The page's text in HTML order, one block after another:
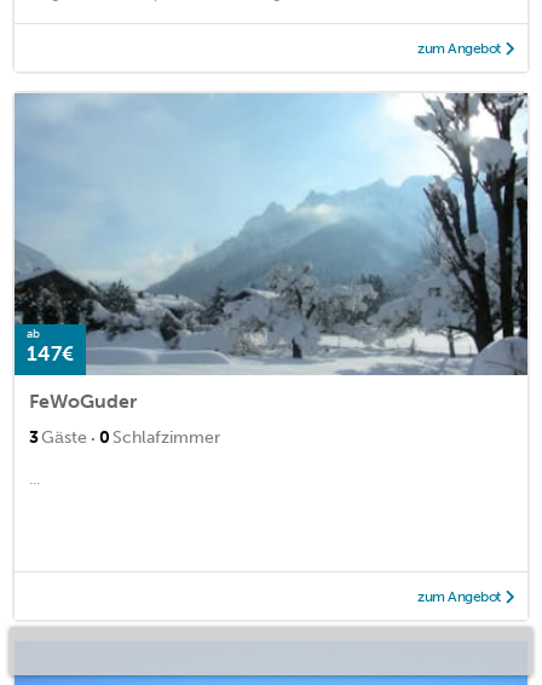
zum Angebot
ab
147€
FeWoGuder
3Gäste · 0 Schlafzimmer
...
zum Angebot